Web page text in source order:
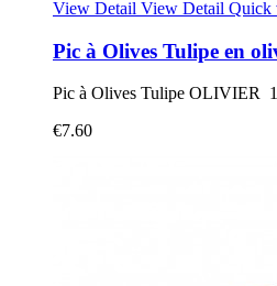
View Detail View Detail Quick
Pic à Olives Tulipe en
Pic à Olives Tulipe OLIVIER
€7.60